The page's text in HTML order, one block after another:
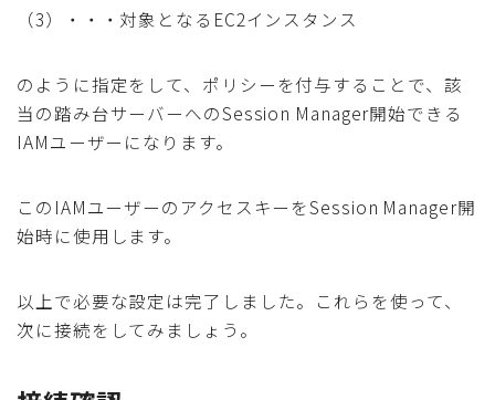
（3）・・・対象となるEC2インスタンス
のように指定をして、ポリシーを付与することで、該
当の踏み台サーバーへのSession Manager開始できる
IAMユーザーになります。
このIAMユーザーのアクセスキーをSession Manager開
始時に使用します。
以上で必要な設定は完了しました。これらを使って、
次に接続をしてみましょう。